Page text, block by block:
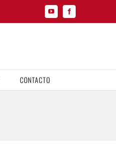
YouTubeFacebook
CONTACTO